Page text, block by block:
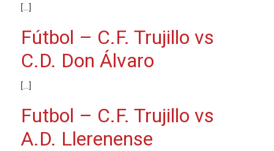
[…]
Fútbol – C.F. Trujillo vs
C.D. Don Álvaro
[…]
Futbol – C.F. Trujillo vs
A.D. Llerenense